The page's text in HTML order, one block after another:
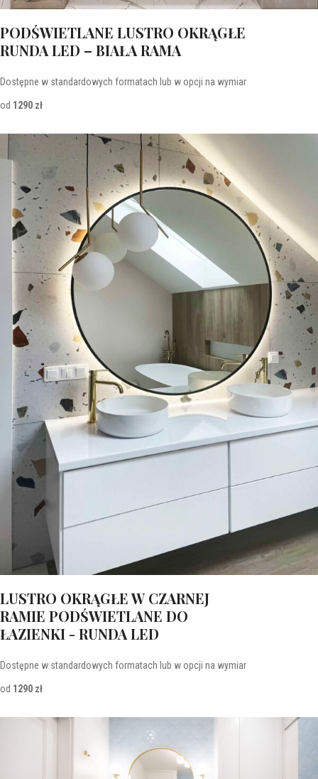
PODŚWIETLANE LUSTRO OKRĄGŁE
RUNDA LED – BIAŁA RAMA
Dostępne w standardowych formatach lub w opcji na wymiar
od 1290 zł
LUSTRO OKRĄGŁE W CZARNEJ
RAMIE PODŚWIETLANE DO
ŁAZIENKI - RUNDA LED
Dostępne w standardowych formatach lub w opcji na wymiar
od 1290 zł